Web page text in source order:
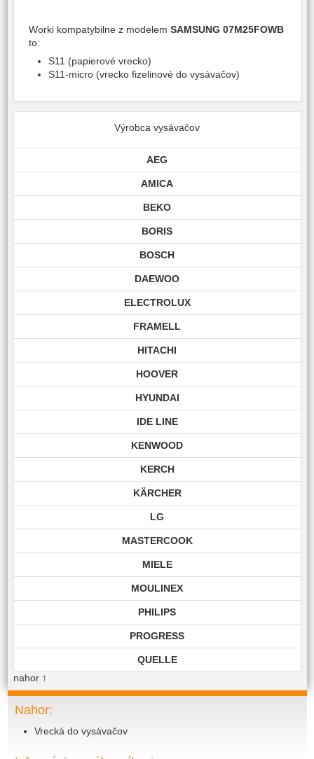
Worki kompatybilne z modelem SAMSUNG 07M25FOWB
to:
S11 (papierové vrecko)
S11-micro (vrecko fizelinové do vysávačov)
Výrobca vysávačov
AEG
AMICA
BEKO
BORIS
BOSCH
DAEWOO
ELECTROLUX
FRAMELL
HITACHI
HOOVER
HYUNDAI
IDE LINE
KENWOOD
KERCH
KÄRCHER
LG
MASTERCOOK
MIELE
MOULINEX
PHILIPS
PROGRESS
QUELLE
SIEMENS
nahor↑
Nahor:
Vrecká do vysávačov